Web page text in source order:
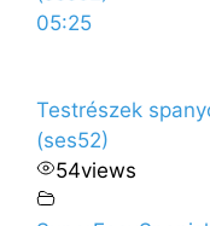
05:25
Testrészek
(ses52)
54views